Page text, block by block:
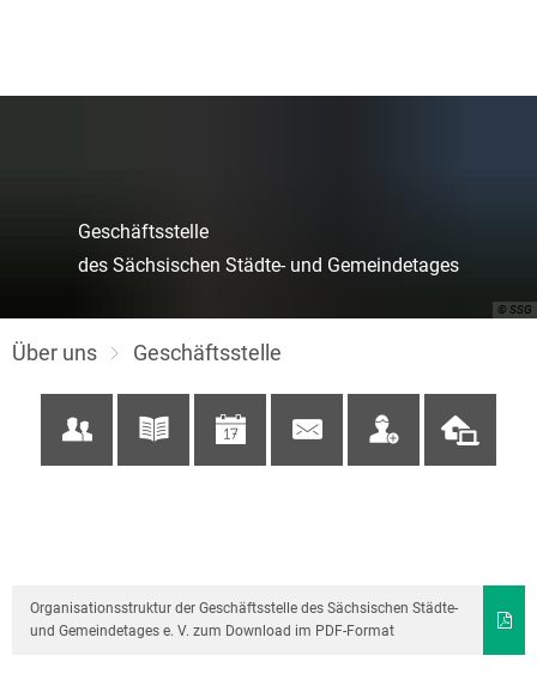
© SSG
Geschäftsstelle
des Sächsischen Städte- und Gemeindetages
Über uns Geschäftsstelle
Organisationsstruktur der Geschäftsstelle des Sächsischen Städte-
und Gemeindetages e. V. zum Download im PDF-Format